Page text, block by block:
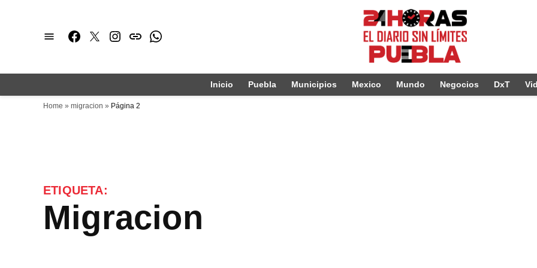
Facebook
TwitterInstagram
issuuWhatsapp
Inicio Puebla Municipios Mexico Mundo Negocios DxT
Home » migracion » Página 2
ETIQUETA:
migracion